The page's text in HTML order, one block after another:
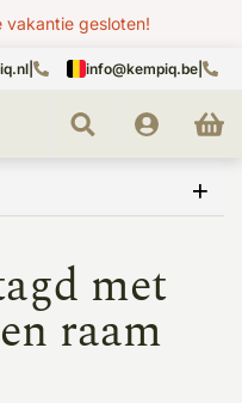
vakantie gesloten!
info@kempiq.be
met
raam